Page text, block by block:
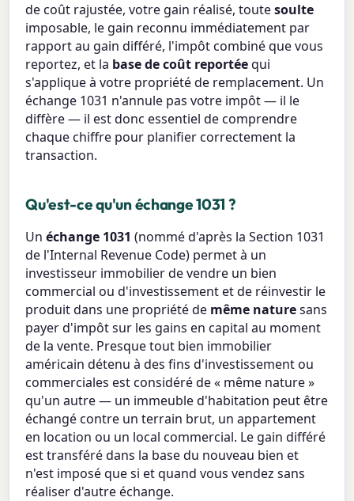
de coût rajustée, votre gain réalisé, toutesoulte
imposable, le gain reconnu immédiatement par
rapport au gain différé, l'impôt combiné que vous
reportez, et la base de coût reportéequi
s'applique à votre propriété de remplacement. Un
échange 1031 n'annule pas votre impôt — il le
diffère — il est donc essentiel de comprendre
chaque chiffre pour planifier correctement la
transaction.
Qu'est-ce qu'un échange 1031 ?
Unéchange 1031 (nommé d'après la Section 1031
de l'Internal Revenue Code) permet à un
investisseur immobilier de vendre un bien
commercial ou d'investissement et de réinvestir le
produit dans une propriété de même naturesans
payer d'impôt sur les gains en capital au moment
de la vente. Presque tout bien immobilier
américain détenu à des fins d'investissement ou
commerciales est considéré de « même nature »
qu'un autre — un immeuble d'habitation peut être
échangé contre un terrain brut, un appartement
en location ou un local commercial. Le gain différé
est transféré dans la base du nouveau bien et
n'est imposé que si et quand vous vendez sans
réaliser d'autre échange.